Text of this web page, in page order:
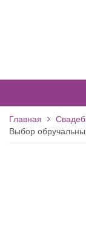
Главная
Выбор